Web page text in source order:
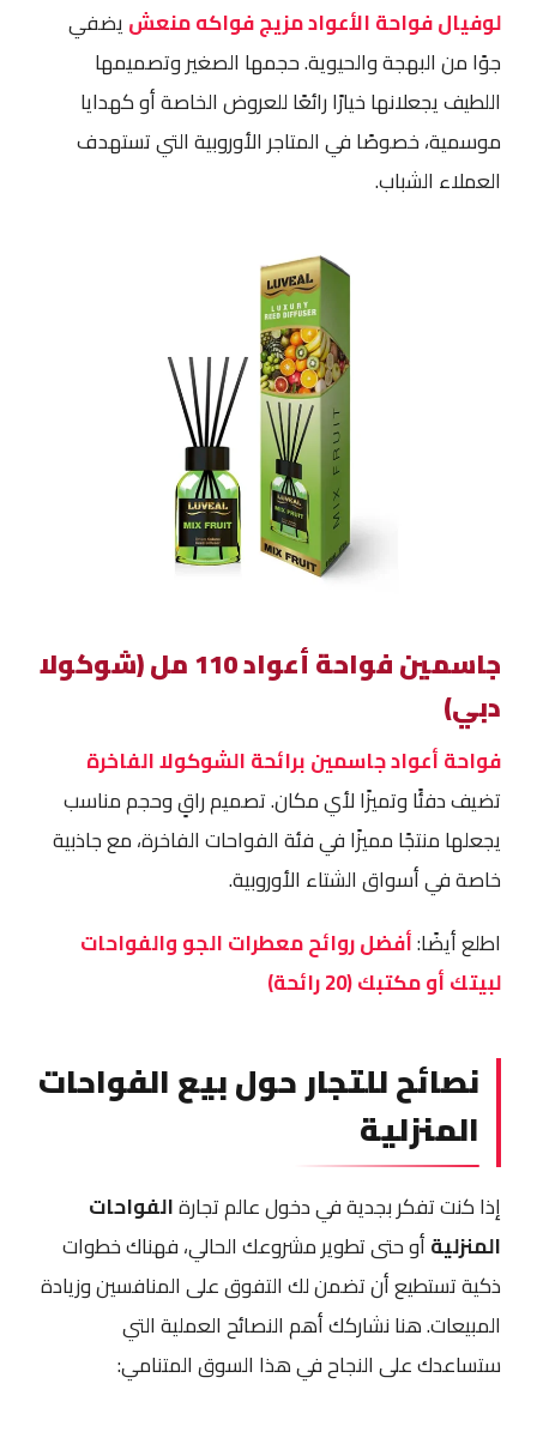
لوفيال فواحة الأعواد مزيج فواكه منعشيضفي
جوًا من البهجة والحيوية. حجمها الصغير وتصميمها
اللطيف يجعلانها خيارًا رائعًا للعروض الخاصة أو كهدايا
موسمية، خصوصًا في المتاجر الأوروبية التي تستهدف
العملاء الشباب.
جاسمين فواحة أعواد 110 مل (شوكولا
دبي)
فواحة أعواد جاسمين برائحة الشوكولا الفاخرة
تضيف دفئًا وتميزًا لأي مكان. تصميم راقٍ وحجم مناسب
يجعلها منتجًا مميزًا في فئة الفواحات الفاخرة، مع جاذبية
خاصة في أسواق الشتاء الأوروبية.
اطلع أيضًا:أفضل روائح معطرات الجو والفواحات
لبيتك أو مكتبك (20 رائحة)
نصائح للتجار حول بيع الفواحات
المنزلية
إذا كنت تفكر بجدية في دخول عالم تجارةالفواحات
المنزليةأو حتى تطوير مشروعك الحالي، فهناك خطوات
ذكية تستطيع أن تضمن لك التفوق على المنافسين وزيادة
المبيعات. هنا نشاركك أهم النصائح العملية التي
ستساعدك على النجاح في هذا السوق المتنامي: